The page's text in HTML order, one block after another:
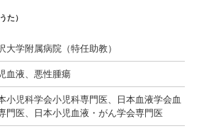
た）
大学附属病院（特任助教）
血液、悪性腫瘍
小児科学会小児科専門医、日本血液学会血
門医、日本小児血液・がん学会専門医